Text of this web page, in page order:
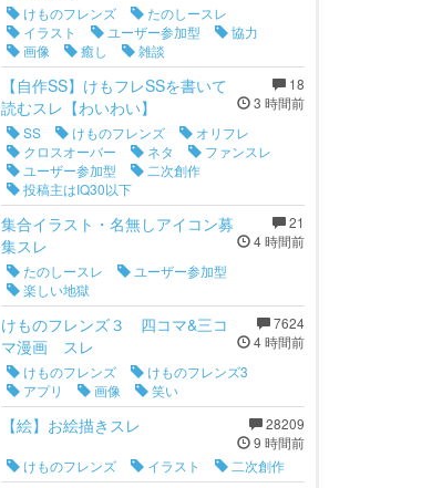
けものフレンズ
たのしースレ
イラスト
ユーザー参加型
協力
画像
癒し
雑談
18
3 時間前
【自作SS】けもフレSSを書いて
読むスレ【わいわい】
SS けものフレンズ
オリフレ
クロスオーバー
ネタ
ファンスレ
ユーザー参加型
二次創作
投稿主はIQ30以下
21
4 時間前
集合イラスト・名無しアイコン募
集スレ
たのしースレ
ユーザー参加型
楽しい地獄
7624
4 時間前
けものフレンズ３ 四コマ&三コ
マ漫画 スレ
けものフレンズ
けものフレンズ3
アプリ
画像
笑い
28209
9 時間前
【絵】お絵描きスレ
けものフレンズ イラスト 二次創作